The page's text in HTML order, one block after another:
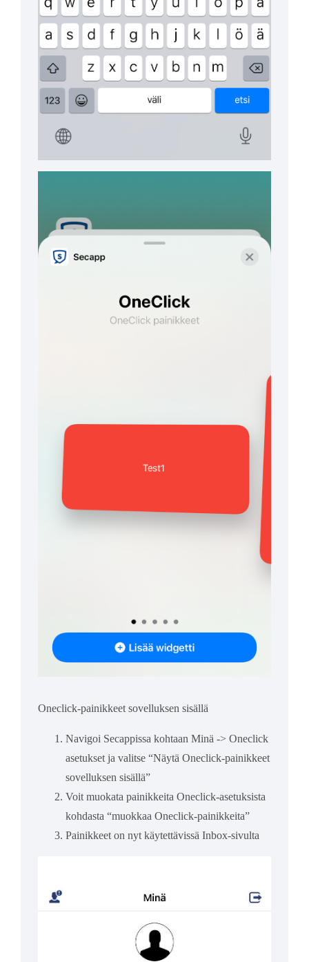
Oneclick-painikkeet sovelluksen sisällä
Navigoi Secappissa kohtaan Minä -> Oneclick
asetukset ja valitse “Näytä Oneclick-painikkeet
sovelluksen sisällä”
Voit muokata painikkeita Oneclick-asetuksista
kohdasta “muokkaa Oneclick-painikkeita”
Painikkeet on nyt käytettävissä Inbox-sivulta